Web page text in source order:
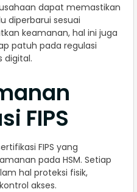
dapat memastikan
diperbarui sesuai
keamanan, hal ini juga
patuh pada regulasi
digital.
FIPS
FIPS yang
pada HSM. Setiap
hal proteksi fisik,
akses.